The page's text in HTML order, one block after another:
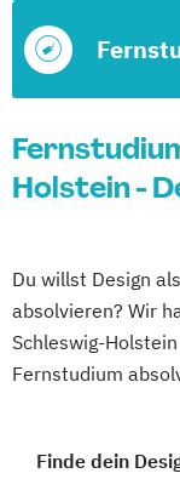
Holstein -
Du willst Design
absolvieren? Wir
Schleswig-
Fernstudium
Finde dein